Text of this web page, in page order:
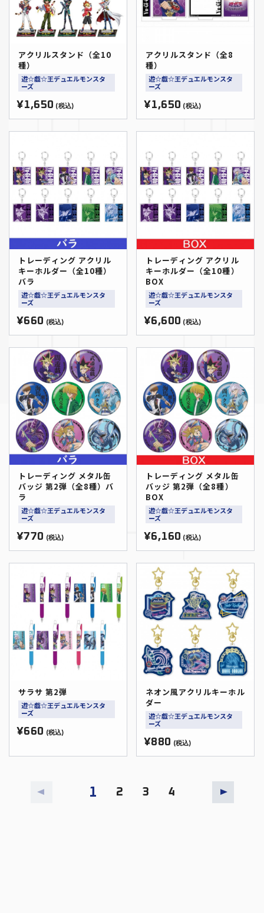
アクリルスタンド（全10
種）
遊☆戯☆王デュエルモンスタ
ーズ
¥1,650 (税込)
アクリルスタンド（全8
種）
遊☆戯☆王デュエルモンスタ
ーズ
¥1,650 (税込)
トレーディング アクリル
キーホルダー（全10種）
バラ
遊☆戯☆王デュエルモンスタ
ーズ
¥660 (税込)
トレーディング アクリル
キーホルダー（全10種）
BOX
遊☆戯☆王デュエルモンスタ
ーズ
¥6,600 (税込)
トレーディング メタル缶
バッジ 第2弾（全8種）バ
ラ
遊☆戯☆王デュエルモンスタ
ーズ
¥770 (税込)
トレーディング メタル缶
バッジ 第2弾（全8種）
BOX
遊☆戯☆王デュエルモンスタ
ーズ
¥6,160 (税込)
サラサ 第2弾
遊☆戯☆王デュエルモンスタ
ーズ
¥660 (税込)
ネオン風アクリルキーホル
ダー
遊☆戯☆王デュエルモンスタ
ーズ
¥880 (税込)
1 2 3 4